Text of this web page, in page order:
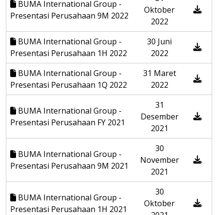
BUMA International Group -
Presentasi Perusahaan 9M 2022
Oktober
2022
BUMA International Group -
Presentasi Perusahaan 1H 2022
30 Juni
2022
BUMA International Group -
Presentasi Perusahaan 1Q 2022
31 Maret
2022
BUMA International Group -
Presentasi Perusahaan FY 2021
31
Desember
2021
BUMA International Group -
Presentasi Perusahaan 9M 2021
30
November
2021
BUMA International Group -
Presentasi Perusahaan 1H 2021
30
Oktober